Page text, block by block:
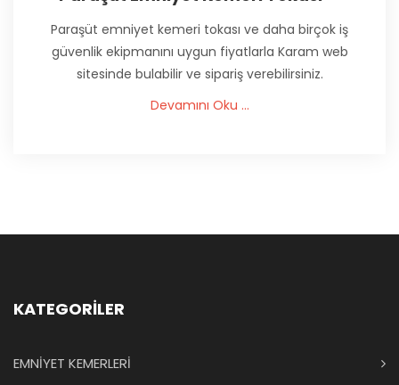
Paraşüt emniyet kemeri tokası ve daha birçok iş
güvenlik ekipmanını uygun fiyatlarla Karam web
sitesinde bulabilir ve sipariş verebilirsiniz.
Devamını Oku ...
KATEGORİLER
EMNİYET KEMERLERİ